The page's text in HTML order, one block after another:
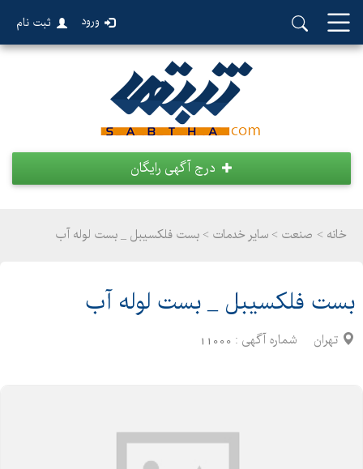
ورود ثبت نام
درج آگهی رایگان
خانه > صنعت > سایر خدمات > بست فلکسیبل _ بست لوله آب
بست فلکسیبل _ بست لوله آب
تهران شماره آگهی : 11000